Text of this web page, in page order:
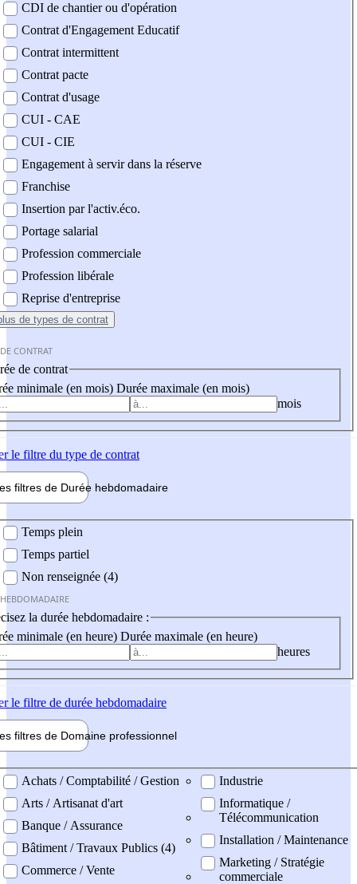
CDI de chantier ou d'opération
Contrat d'Engagement Educatif
Contrat intermittent
Contrat pacte
Contrat d'usage
CUI - CAE
CUI - CIE
Engagement à servir dans la réserve
Franchise
Insertion par l'activ.éco.
Portage salarial
Profession commerciale
Profession libérale
Reprise d'entreprise
de types de contrat
CONTRAT
de contrat
minimale (en mois) Durée maximale (en mois)
mois
le filtre du type de contrat
filtres de Durée hebdomadaire
Temps plein
Temps partiel
Non renseignée (4)
la durée hebdomadaire :
minimale (en heure) Durée maximale (en heure)
heures
le filtre de durée hebdomadaire
filtres de Domaine professionnel
professionel
Achats / Comptabilité / Gestion
Arts / Artisanat d'art
Banque / Assurance
Bâtiment / Travaux Publics (4)
Commerce / Vente
Industrie
Informatique /
Télécommunication
Installation / Maintenance
Marketing / Stratégie
commerciale